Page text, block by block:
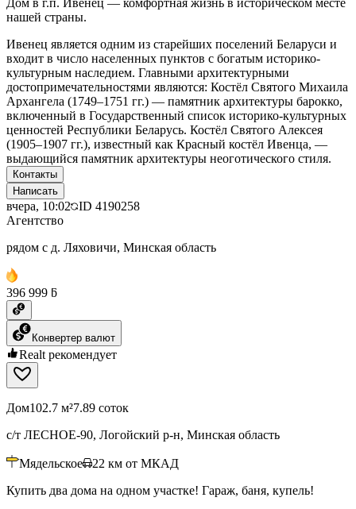
Дом в г.п. Ивенец — комфортная жизнь в историческом месте
нашей страны.
Ивенец является одним из старейших поселений Беларуси и
входит в число населенных пунктов с богатым историко-
культурным наследием. Главными архитектурными
достопримечательностями являются: Костёл Святого Михаила
Архангела (1749–1751 гг.) — памятник архитектуры барокко,
включенный в Государственный список историко-культурных
ценностей Республики Беларусь. Костёл Святого Алексея
(1905–1907 гг.), известный как Красный костёл Ивенца, —
выдающийся памятник архитектуры неоготического стиля.
Контакты
Написать
вчера, 10:02 ID 4190258
Агентство
рядом с д. Ляховичи, Минская область
396 999 ƃ
Конвертер валют
Realt рекомендует
Дом102.7 м²7.89 соток
с/т ЛЕСНОЕ-90, Логойский р-н, Минская область
Мядельское 22 км от МКАД
Купить два дома на одном участке! Гараж, баня, купель!